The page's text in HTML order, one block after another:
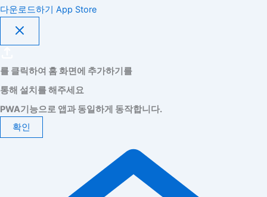
다운로드하기 App Store
를 클릭하여 홈 화면에 추가하기를
통해 설치를 해주세요
PWA기능으로 앱과 동일하게 동작합니다.
확인